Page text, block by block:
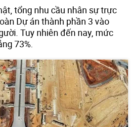
tổng nhu cầu nhân sự trực
Dự án thành phần 3 vào
Tuy nhiên đến nay, mức
73%.